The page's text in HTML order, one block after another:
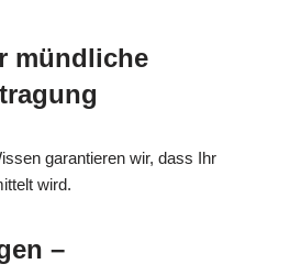
mündliche
garantieren wir, dass Ihr
wird.
–